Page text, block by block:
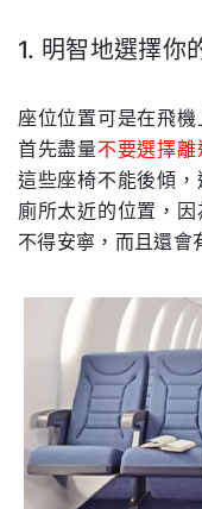
1. 明智地選擇你
座位位置可是在飛
首先盡量不要選擇
這些座椅不能後傾
廁所太近的位置，
不得安寧，而且還會